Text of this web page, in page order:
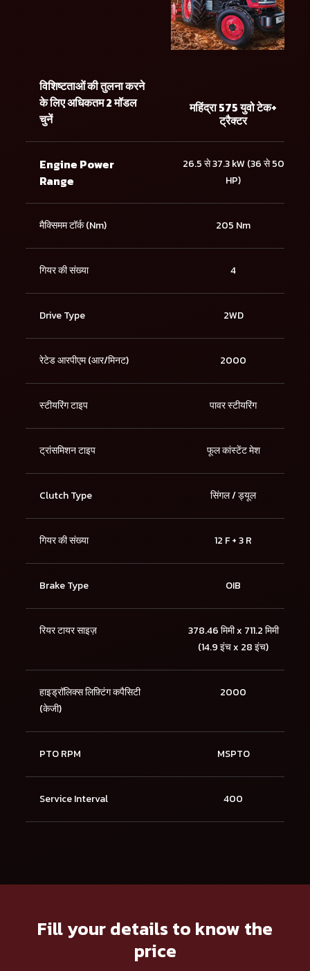
विशिष्टताओं की तुलना करने
के लिए अधिकतम 2 मॉडल
चुनें
महिंद्रा 575 युवो टेक+
ट्रैक्टर
Engine Power
Range
26.5 से 37.3 kW (36 से 50
HP)
मैक्सिमम टॉर्क (Nm) 205 Nm
गियर की संख्या 4
Drive Type 2WD
रेटेड आरपीएम (आर/मिनट) 2000
स्टीयरिंग टाइप पावर स्टीयरिंग
ट्रांसमिशन टाइप फूल कांस्टेंट मेश
Clutch Type सिंगल / ड्यूल
गियर की संख्या 12 F + 3 R
Brake Type OIB
रियर टायर साइज़
378.46 मिमी x 711.2 मिमी
(14.9 इंच x 28 इंच)
हाइड्रॉलिक्स लिफ़्टिंग कपैसिटी
(केजी)
2000
PTO RPM MSPTO
Service Interval 400
Fill your details to know the
price